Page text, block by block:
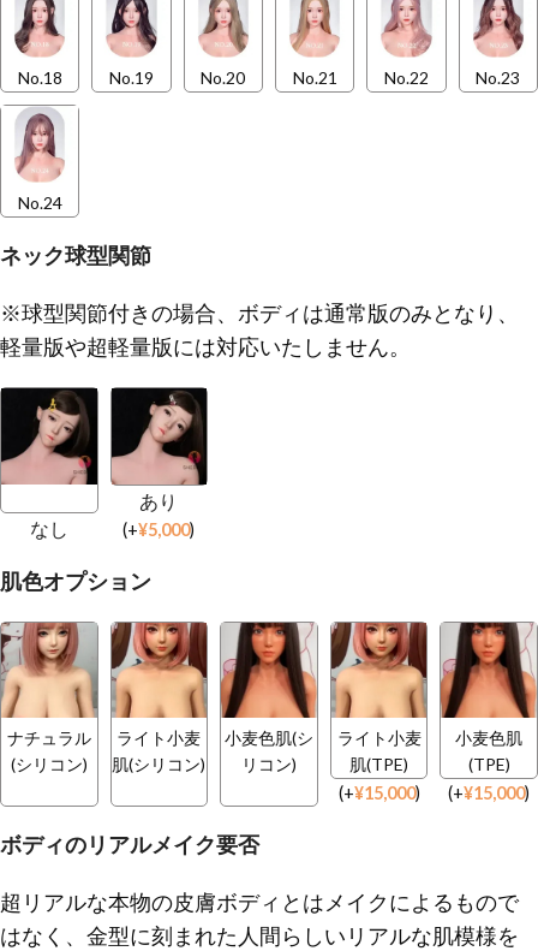
No.18 No.19 No.20 No.21 No.22 No.23
No.24
ネック球型関節
※球型関節付きの場合、ボディは通常版のみとなり、
軽量版や超軽量版には対応いたしません。
なし
あり
(+¥5,000)
肌色オプション
ナチュラル
(シリコン)
ライト小麦
肌(シリコン)
小麦色肌(シ
リコン)
ライト小麦
肌(TPE)
(+¥15,000)
小麦色肌
(TPE)
(+¥15,000)
ボディのリアルメイク要否
超リアルな本物の皮膚ボディとはメイクによるもので
はなく、金型に刻まれた人間らしいリアルな肌模様を